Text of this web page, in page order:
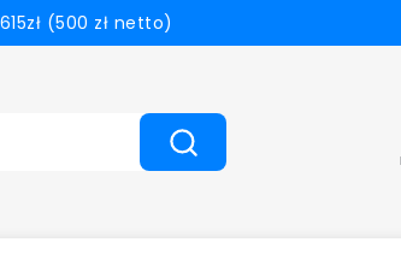
(500 zł netto)
WyczyśćSzukaj